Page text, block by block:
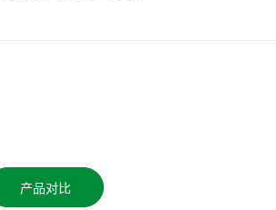
产品对比